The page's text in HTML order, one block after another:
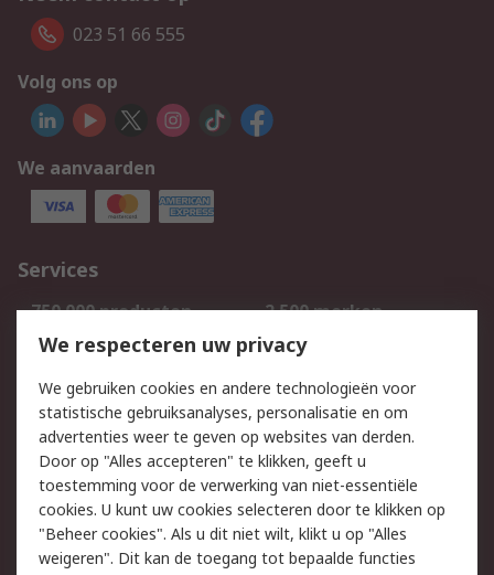
023 51 66 555
Volg ons op
We aanvaarden
Services
750.000 producten
2.500 merken
Bestellen
Inkoopoplossingen
Track & Trace
Wettelijk
Cookiebeleid
Email veiligheid
Privacybeleid
Websitevoorwaarden
Algemene
We respecteren uw privacy
We gebruiken cookies en andere technologieën voor
statistische gebruiksanalyses, personalisatie en om
advertenties weer te geven op websites van derden.
Door op "Alles accepteren" te klikken, geeft u
toestemming voor de verwerking van niet-essentiële
cookies. U kunt uw cookies selecteren door te klikken op
"Beheer cookies". Als u dit niet wilt, klikt u op "Alles
weigeren". Dit kan de toegang tot bepaalde functies